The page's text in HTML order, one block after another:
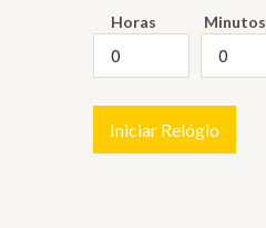
Horas Minutos
Iniciar Relógio